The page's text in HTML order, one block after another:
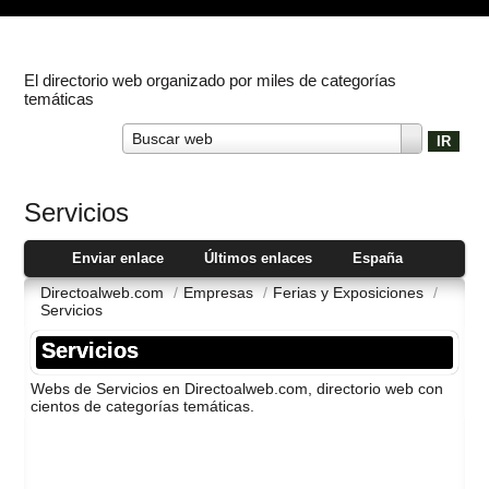
El directorio web organizado por miles de categorías
temáticas
Buscar web
Servicios
Enviar enlace Últimos enlaces España
Directoalweb.com / Empresas / Ferias y Exposiciones /
Servicios
Servicios
Webs de Servicios en Directoalweb.com, directorio web con
cientos de categorí­as temáticas.